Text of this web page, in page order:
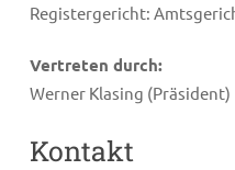
Registergericht:
Vertreten durch:
Werner Klasing (Präsident)
Kontakt